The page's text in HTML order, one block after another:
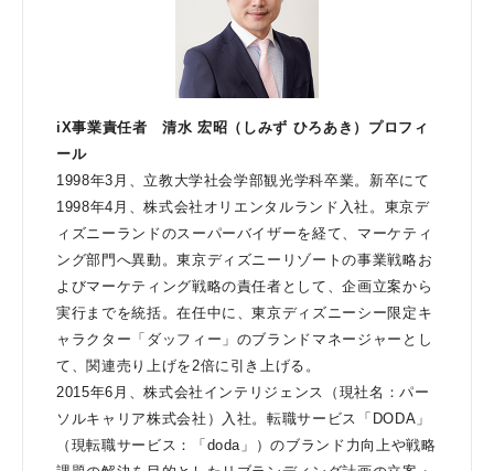
iX事業責任者 清水 宏昭（しみず ひろあき）プロフィ
ール
1998年3月、立教大学社会学部観光学科卒業。新卒にて
1998年4月、株式会社オリエンタルランド入社。東京デ
ィズニーランドのスーパーバイザーを経て、マーケティ
ング部門へ異動。東京ディズニーリゾートの事業戦略お
よびマーケティング戦略の責任者として、企画立案から
実行までを統括。在任中に、東京ディズニーシー限定キ
ャラクター「ダッフィー」のブランドマネージャーとし
て、関連売り上げを2倍に引き上げる。
2015年6月、株式会社インテリジェンス（現社名：パー
ソルキャリア株式会社）入社。転職サービス「DODA」
（現転職サービス：「doda」）のブランド力向上や戦略